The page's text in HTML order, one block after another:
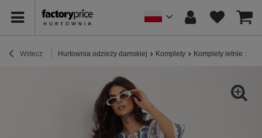
Wstecz Hurtownia odzieży damskiej Komplety Komplety letnie